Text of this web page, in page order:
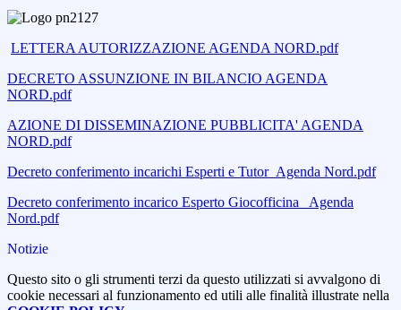
LETTERA AUTORIZZAZIONE AGENDA NORD.pdf
DECRETO ASSUNZIONE IN BILANCIO AGENDA
NORD.pdf
AZIONE DI DISSEMINAZIONE PUBBLICITA' AGENDA
NORD.pdf
Decreto conferimento incarichi Esperti e Tutor_Agenda Nord.pdf
Decreto conferimento incarico Esperto Giocofficina_ Agenda
Nord.pdf
Notizie
Questo sito o gli strumenti terzi da questo utilizzati si avvalgono di
cookie necessari al funzionamento ed utili alle finalità illustrate nella